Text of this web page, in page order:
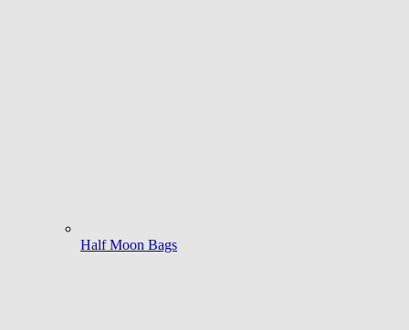
Half Moon Bags